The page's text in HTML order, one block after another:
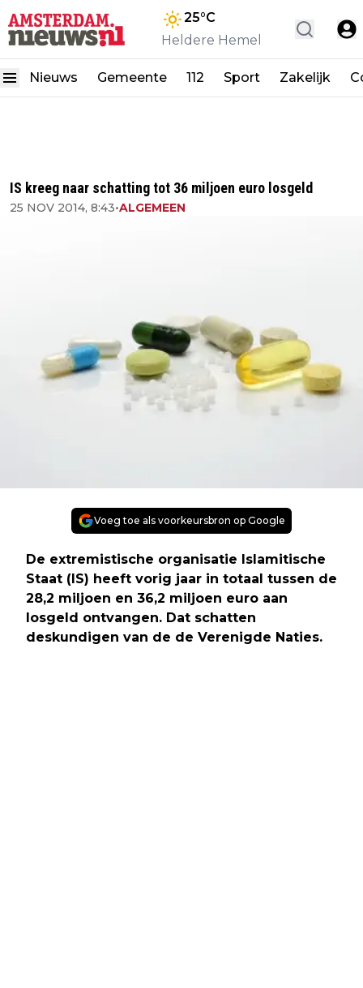
25°C
Heldere Hemel
Nieuws Gemeente 112 Sport Zakelijk
IS kreeg naar schatting tot 36 miljoen euro losgeld
25 NOV 2014, 8:43•ALGEMEEN
Voeg toe als voorkeursbron op Google
De extremistische organisatie Islamitische
Staat (IS) heeft vorig jaar in totaal tussen de
28,2 miljoen en 36,2 miljoen euro aan
losgeld ontvangen. Dat schatten
deskundigen van de de Verenigde Naties.